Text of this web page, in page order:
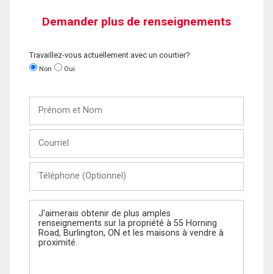
Demander plus de renseignements
Travaillez-vous actuellement avec un courtier?
Non Oui
Nom
(Optionnel)
Message